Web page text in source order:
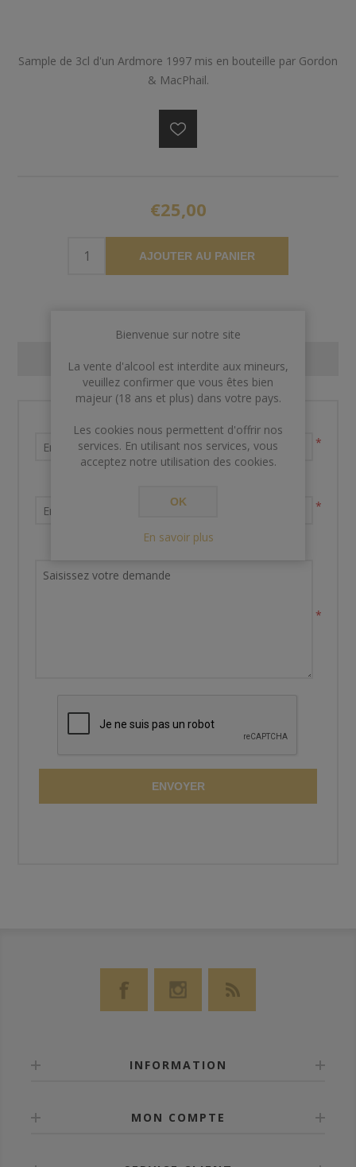
Sample de 3cl d'un Ardmore 1997 mis en bouteille par Gordon
& MacPhail.
€25,00
AJOUTER AU PANIER
CONTACT US
*
*
Demande de renseignements
*
ENVOYER
INFORMATION
MON COMPTE
Bienvenue sur notre site
La vente d'alcool est interdite aux mineurs,
veuillez confirmer que vous êtes bien
majeur (18 ans et plus) dans votre pays.
Les cookies nous permettent d'offrir nos
services. En utilisant nos services, vous
acceptez notre utilisation des cookies.
OK
En savoir plus